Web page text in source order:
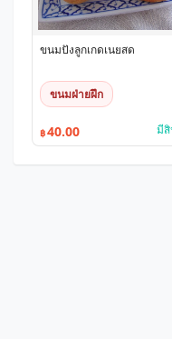
ขนมปังลูกเกดเนยสด
ขนมฝ่ายฝึก
฿40.00 มี